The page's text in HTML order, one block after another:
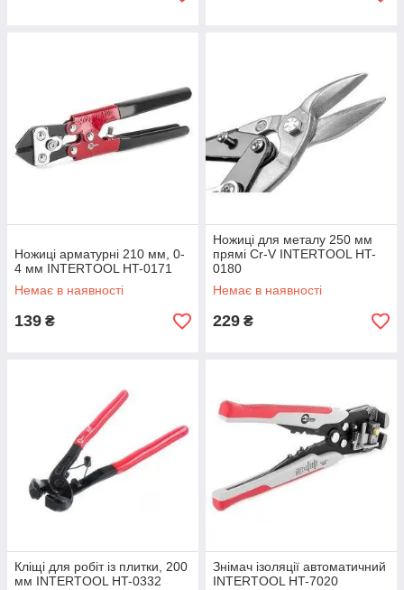
Ножиці арматурні 210 мм, 0-
4 мм INTERTOOL HT-0171
Немає в наявності
139 ₴
Ножиці для металу 250 мм
прямі Cr-V INTERTOOL HT-
0180
Немає в наявності
229 ₴
Кліщі для робіт із плитки, 200
мм INTERTOOL HT-0332
Знімач ізоляції автоматичний
INTERTOOL HT-7020